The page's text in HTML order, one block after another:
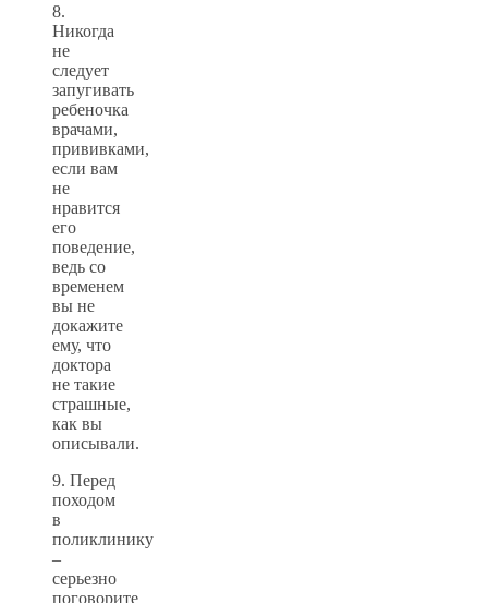
8.
Никогда
не
следует
запугивать
ребеночка
врачами,
прививками,
если вам
не
нравится
его
поведение,
ведь со
временем
вы не
докажите
ему, что
доктора
не такие
страшные,
как вы
описывали.
9. Перед
походом
в
поликлинику
–
серьезно
поговорите